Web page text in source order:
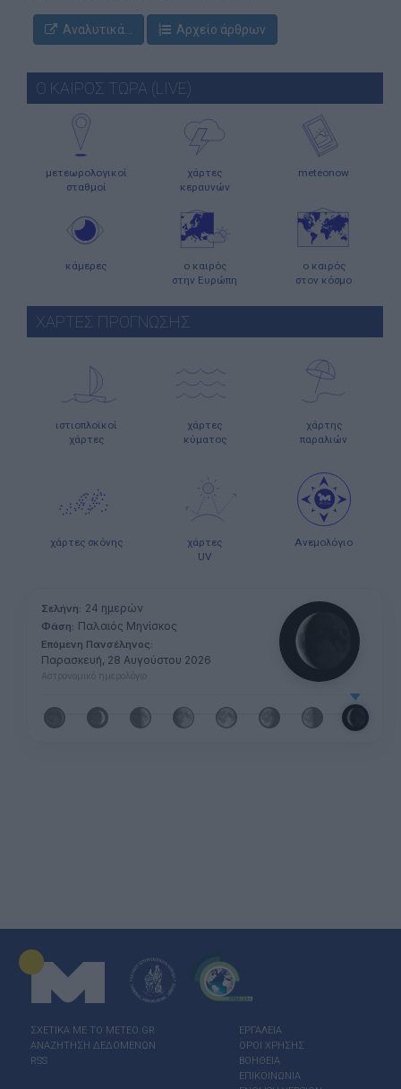
Αναλυτικά... Αρχείο άρθρων
Ο ΚΑΙΡΟΣ ΤΩΡΑ (LIVE)
μετεωρολογικοί
σταθμοί
χάρτες
κεραυνών
meteonow
κάμερες
ο καιρός
στην Ευρώπη
ο καιρός
στον κόσμο
ΧΑΡΤΕΣ ΠΡΟΓΝΩΣΗΣ
ιστιοπλοϊκοί
χάρτες
χάρτες
κύματος
χάρτης
παραλιών
χάρτες σκόνης
χάρτες
UV
Ανεμολόγιο
Σελήνη: 24 ημερών
Φάση: Παλαιός Μηνίσκος
Επόμενη Πανσέληνος:
Παρασκευή, 28 Αυγούστου 2026
Αστρονομικό ημερολόγιο
ΣΧΕΤΙΚΑ ΜΕ ΤΟ ΜΕΤΕΟ.GR
ΑΝΑΖΗΤΗΣΗ ΔΕΔΟΜΕΝΩΝ
RSS
ΕΡΓΑΛΕΙΑ
ΟΡΟΙ ΧΡΗΣΗΣ
ΒΟΗΘΕΙΑ
ΕΠΙΚΟΙΝΩΝΙΑ